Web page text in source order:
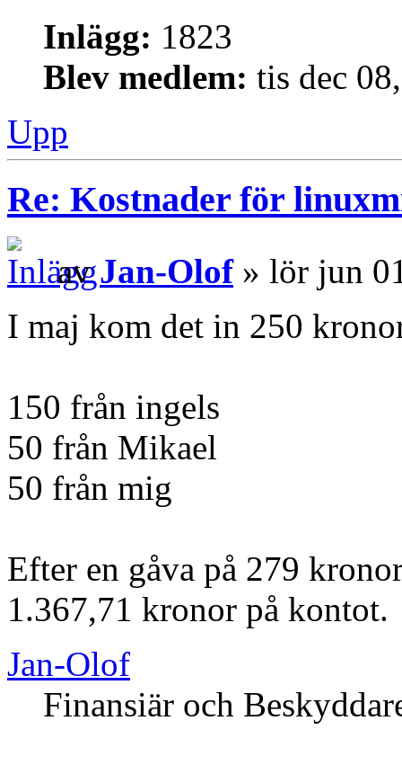
Inlägg: 1823
Blev medlem: tis dec
Upp
Re: Kostnader för
avJan-Olof» lör jun
I maj kom det in 250
150 från ingels
50 från Mikael
50 från mig
Efter en gåva på 279
1.367,71 kronor på kontot.
Jan-Olof
Finansiär och